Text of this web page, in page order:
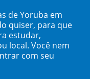
de Yoruba em
quiser, para que
estudar,
local. Você nem
com seu